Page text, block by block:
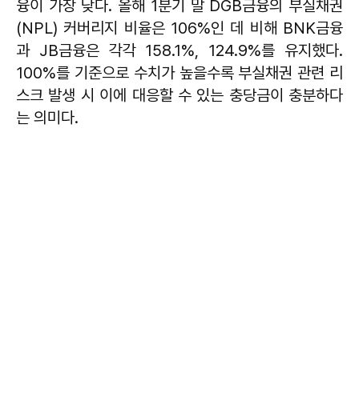
융이 가장 낮다. 올해 1분기 말 DGB금융의 부실채권
(NPL) 커버리지 비율은 106%인 데 비해 BNK금융
과 JB금융은 각각 158.1%, 124.9%를 유지했다.
100%를 기준으로 수치가 높을수록 부실채권 관련 리
스크 발생 시 이에 대응할 수 있는 충당금이 충분하다
는 의미다.